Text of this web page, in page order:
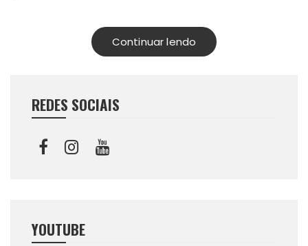
Continuar lendo
REDES SOCIAIS
YOUTUBE